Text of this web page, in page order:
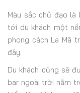
Màu sắc chủ đạo là
tới du khách một
phong cách La Mã
đây.
Du khách cũng sẽ
bar ngoài trời nằm